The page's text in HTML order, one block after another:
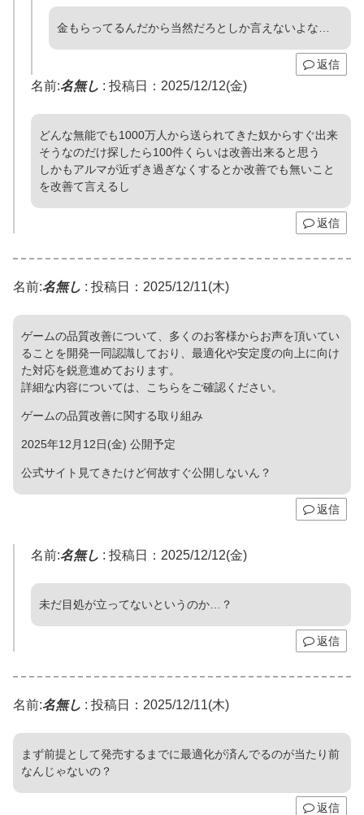
金もらってるんだから当然だろとしか言えないよな…
返信
名前:名無し : 投稿日：2025/12/12(金)
どんな無能でも1000万人から送られてきた奴からすぐ出来
そうなのだけ探したら100件くらいは改善出来ると思う
しかもアルマが近ずき過ぎなくするとか改善でも無いこと
を改善て言えるし
返信
名前:名無し : 投稿日：2025/12/11(木)
ゲームの品質改善について、多くのお客様からお声を頂いてい
ることを開発一同認識しており、最適化や安定度の向上に向け
た対応を鋭意進めております。
詳細な内容については、こちらをご確認ください。
ゲームの品質改善に関する取り組み
2025年12月12日(金) 公開予定
公式サイト見てきたけど何故すぐ公開しないん？
返信
名前:名無し : 投稿日：2025/12/12(金)
未だ目処が立ってないというのか…？
返信
名前:名無し : 投稿日：2025/12/11(木)
まず前提として発売するまでに最適化が済んでるのが当たり前
なんじゃないの？
返信